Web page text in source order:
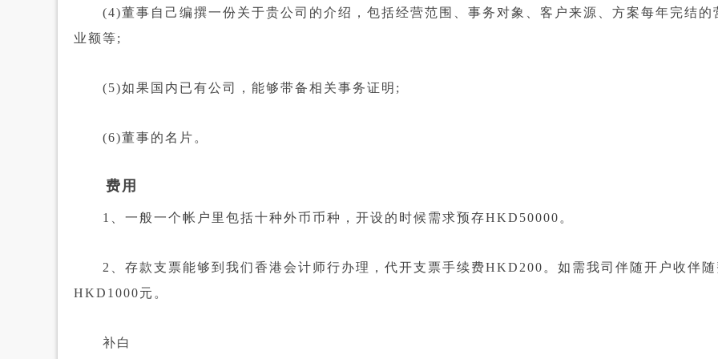
(4)董事自己编撰一份关于贵公司的介绍，包括经营范围、事务对象、客户来源、方案每年完结的
业额等;
(5)如果国内已有公司，能够带备相关事务证明;
(6)董事的名片。
费用
1、一般一个帐户里包括十种外币币种，开设的时候需求预存HKD50000。
2、存款支票能够到我们香港会计师行办理，代开支票手续费HKD200。如需我司伴随开户收伴
HKD1000元。
补白